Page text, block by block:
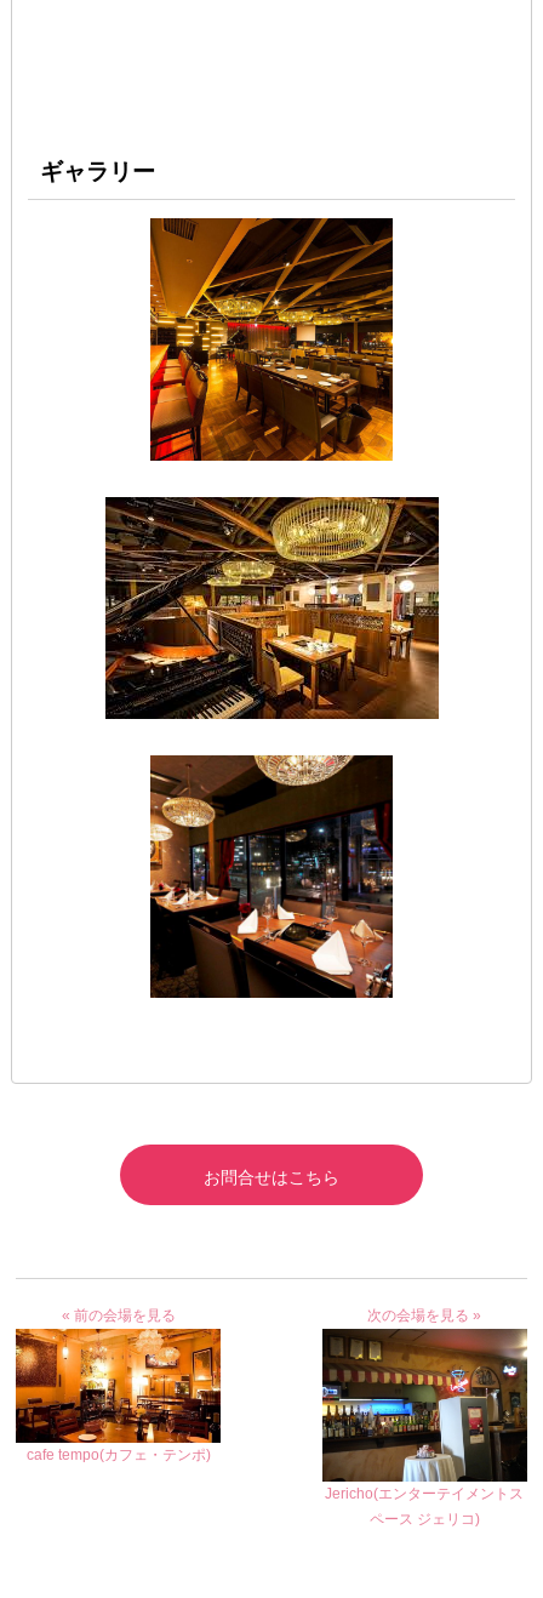
ギャラリー
お問合せはこちら
« 前の会場を見る
cafe tempo(カフェ・テンポ)
次の会場を見る »
Jericho(エンターテイメントス
ペース ジェリコ)